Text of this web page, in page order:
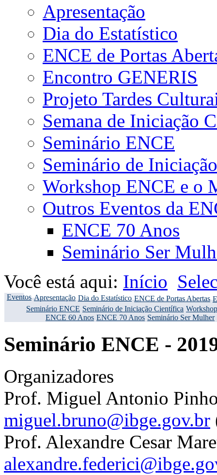
Apresentação
Dia do Estatístico
ENCE de Portas
Encontro GENERIS
Projeto Tardes
Semana de Iniciação
Seminário ENCE
Seminário de
Workshop ENCE e o
Outros Eventos da
ENCE 70 Anos
Seminário Ser
Você está aqui: Início
Eventos Apresentação Dia do Estatístico ENCE de Portas Abertas
Seminário ENCE Seminário de Iniciação Científica
ENCE 60 Anos ENCE 70 Anos Seminário Ser Mulher
Seminário ENCE -
Organizadores
Prof. Miguel Antonio
miguel.bruno@ibge.gov.br
Prof. Alexandre Cesar